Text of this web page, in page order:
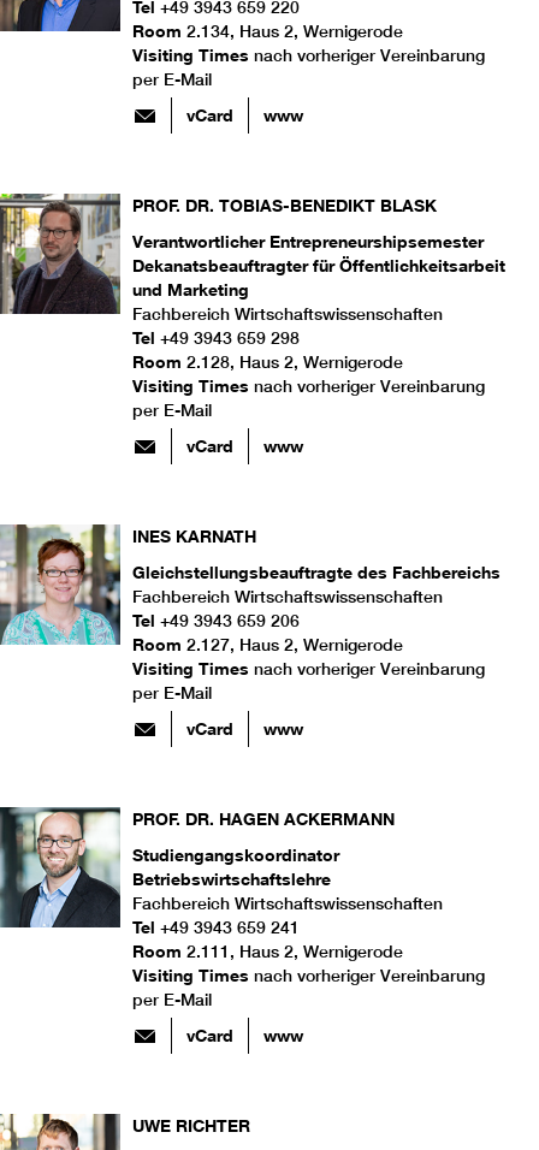
Tel +49 3943 659 220
Room 2.134, Haus 2, Wernigerode
Visiting Times nach vorheriger Vereinbarung
per E-Mail
vCard www
PROF. DR. TOBIAS-BENEDIKT BLASK
Verantwortlicher Entrepreneurshipsemester
Dekanatsbeauftragter für Öffentlichkeitsarbeit
und Marketing
Fachbereich Wirtschaftswissenschaften
Tel +49 3943 659 298
Room 2.128, Haus 2, Wernigerode
Visiting Times nach vorheriger Vereinbarung
per E-Mail
vCard www
INES KARNATH
Gleichstellungsbeauftragte des Fachbereichs
Fachbereich Wirtschaftswissenschaften
Tel +49 3943 659 206
Room 2.127, Haus 2, Wernigerode
Visiting Times nach vorheriger Vereinbarung
per E-Mail
vCard www
PROF. DR. HAGEN ACKERMANN
Studiengangskoordinator
Betriebswirtschaftslehre
Fachbereich Wirtschaftswissenschaften
Tel +49 3943 659 241
Room 2.111, Haus 2, Wernigerode
Visiting Times nach vorheriger Vereinbarung
per E-Mail
vCard www
UWE RICHTER